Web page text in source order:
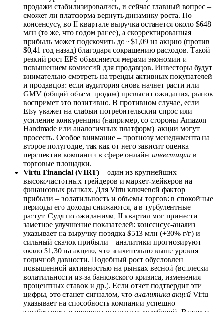
продажи стабилизировались, и сейчас главный вопрос –
сможет ли платформа вернуть динамику роста. По
консенсусу, во II квартале выручка останется около $648
млн (то же, что годом ранее), а скорректированная
прибыль может подскочить до ~$1,09 на акцию (против
$0,41 год назад) благодаря сокращению расходов. Такой
резкий рост EPS объясняется мерами экономии и
повышением комиссий для продавцов. Инвесторы будут
внимательно смотреть на тренды активных покупателей
и продавцов: если аудитория снова начнет расти или
GMV (общий объем продаж) превысит ожидания, рынок
воспримет это позитивно. В противном случае, если
Etsy укажет на слабый потребительский спрос или
усиление конкуренции (например, со стороны Amazon
Handmade или аналогичных платформ), акции могут
просесть. Особое внимание – прогнозу менеджмента на
второе полугодие, так как от него зависит оценка
перспектив компании в сфере онлайн-инвестиции в
торговые площадки.
Virtu Financial (VIRT) – один из крупнейших
высокочастотных трейдеров и маркет-мейкеров на
финансовых рынках. Для Virtu ключевой фактор
прибыли – волатильность и объемы торгов: в спокойные
периоды его доходы снижаются, а в турбулентные –
растут. Судя по ожиданиям, II квартал мог принести
заметное улучшение показателей: консенсус-анализ
указывает на выручку порядка $513 млн (+30% г/г) и
сильный скачок прибыли – аналитики прогнозируют
около $1,30 на акцию, что значительно выше уровня
годичной давности. Подобный рост обусловлен
повышенной активностью на рынках весной (всплески
волатильности из-за банковского кризиса, изменения
процентных ставок и др.). Если отчет подтвердит эти
цифры, это станет сигналом, что аналитика акций Virtu
указывает на способность компании успешно